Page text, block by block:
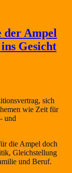
der Ampel
Gesicht
sich
wie Zeit für
und
die Ampel doch
Gleichstellung
und Beruf.